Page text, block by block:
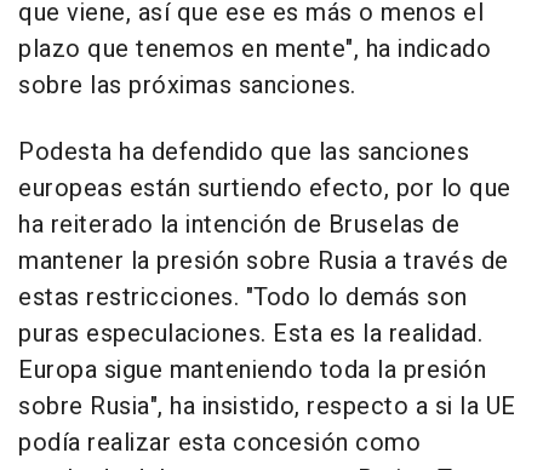
que viene, así que ese es más o menos el
plazo que tenemos en mente", ha indicado
sobre las próximas sanciones.
Podesta ha defendido que las sanciones
europeas están surtiendo efecto, por lo que
ha reiterado la intención de Bruselas de
mantener la presión sobre Rusia a través de
estas restricciones. "Todo lo demás son
puras especulaciones. Esta es la realidad.
Europa sigue manteniendo toda la presión
sobre Rusia", ha insistido, respecto a si la UE
podía realizar esta concesión como